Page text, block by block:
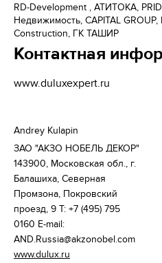
RD-Development , АТИТОКА,
Недвижимость, CAPITAL GROUP,
Construction, ГК ТАШИР
Контактная
www.duluxexpert.ru
Andrey Kulapin
ЗАО "АКЗО НОБЕЛЬ ДЕКОР"
143900, Московская обл., г.
Балашиха, Северная
Промзона, Покровский
проезд, 9 Т: +7 (495) 795
0160 E-mail:
www.dulux.ru